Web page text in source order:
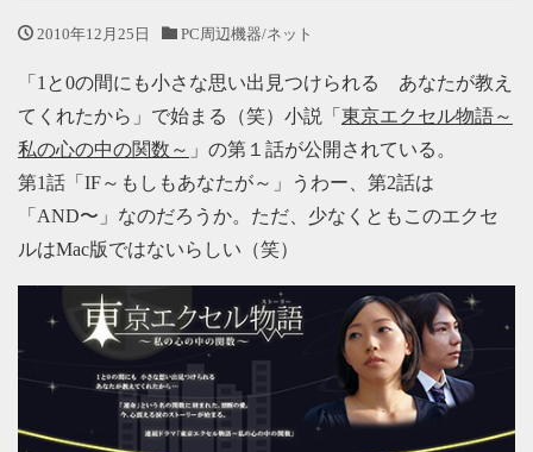
2010年12月25日 PC周辺機器/ネット
「1と0の間にも小さな思い出見つけられる あなたが教え
てくれたから」で始まる（笑）小説「 東京エクセル物語～
私の心の中の関数～ 」の第１話が公開されている。
第1話「IF～もしもあなたが～」うわー、第2話は
「AND〜」なのだろうか。ただ、少なくともこのエクセ
ルはMac版ではないらしい（笑）